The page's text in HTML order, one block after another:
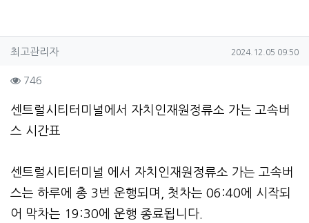
작성자 정보
최고관리자작성 작성일
2024.12.05 09:50
컨텐츠 정보
746
본문
센트럴시티터미널에서 자치인재원정류소 가는 고속버
스 시간표
센트럴시티터미널 에서 자치인재원정류소 가는 고속버
스는 하루에 총 3번 운행되며, 첫차는 06:40에 시작되
어 막차는 19:30에 운행 종료됩니다.